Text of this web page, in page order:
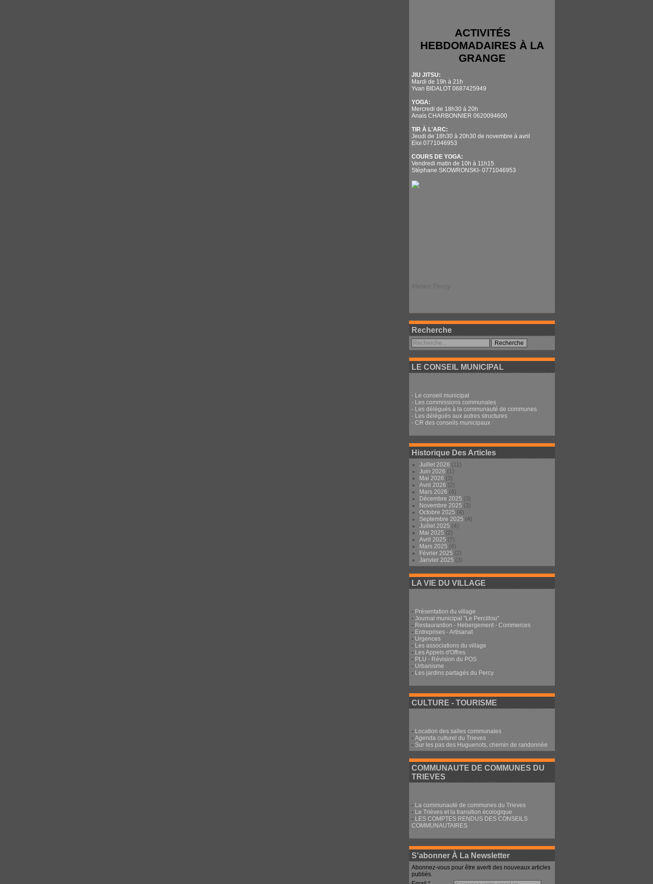
ACTIVITÉS
HEBDOMADAIRES À LA
GRANGE
JIU JITSU:
Mardi de 19h à 21h
Yvan BIDALOT 0687425949
YOGA:
Mercredi de 18h30 à 20h
Anaïs CHARBONNIER 0620094600
TIR À L'ARC:
Jeudi de 18h30 à 20h30 de novembre à avril
Eloi 0771046953
COURS DE YOGA:
Vendredi matin de 10h à 11h15
Stéphane SKOWRONSKI- 0771046953
Recherche
LE CONSEIL MUNICIPAL
- Le conseil municipal
- Les commissions communales
- Les délégués à la communauté de communes
- Les délégués aux autres structures
- CR des conseils municipaux
Historique Des Articles
Juillet 2026 (11)
Juin 2026 (1)
Mai 2026 (3)
Avril 2026 (2)
Mars 2026 (4)
Décembre 2025 (3)
Novembre 2025 (3)
Octobre 2025 (4)
Septembre 2025 (4)
Juillet 2025 (4)
Mai 2025 (2)
Avril 2025 (7)
Mars 2025 (4)
Février 2025 (2)
Janvier 2025 (3)
LA VIE DU VILLAGE
- Présentation du village
- Journal municipal "Le Percillou"
- Restaurantion - Hebergement - Commerces
- Entreprises - Artisanat
- Urgences
- Les associations du village
- Les Appels d'Offres
- PLU - Révision du POS
- Urbanisme
- Les jardins partagés du Percy
CULTURE - TOURISME
- Location des salles communales
- Agenda culturel du Trieves
- Sur les pas des Huguenots, chemin de randonnée
COMMUNAUTE DE COMMUNES DU
TRIEVES
- La communauté de communes du Trieves
- Le Trièves et la transition écologique
- LES COMPTES RENDUS DES CONSEILS
COMMUNAUTAIRES
S'abonner À La Newsletter
Abonnez-vous pour être averti des nouveaux articles
publiés.